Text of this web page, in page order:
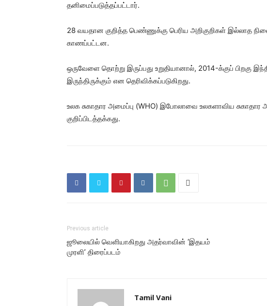
தனிமைப்படுத்தப்பட்டார்.
28 வயதான குறித்த பெண்ணுக்கு பெரிய அறிகுறிகள் இல்லாத
காணப்பட்டன.
ஒருவேளை தொற்று இருப்பது உறுதியானால், 2014-க்குப் பிறகு
இருந்திருக்கும் என தெரிவிக்கப்படுகிறது.
உலக சுகாதார அமைப்பு (WHO) இபோலாவை உலகளாவிய
குறிப்பிடத்தக்கது.
Previous article
ஜூலையில் வெளியாகிறது அதர்வாவின் ‘இதயம்
முரளி’ திரைப்படம்
Tamil Vani